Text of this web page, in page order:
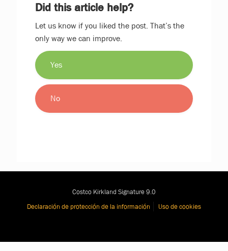
Did this article help?
Let us know if you liked the post. That’s the
only way we can improve.
Yes
No
Costco Kirkland Signature 9.0
Declaración de protección de la información
Uso de cookies